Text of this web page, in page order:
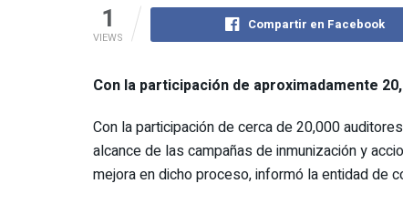
1
VIEWS
Compartir en Facebook
Con la participación de aproximadamente
Con la participación de cerca de 20,000
alcance de las campañas de inmunización y
mejora en dicho proceso, informó la entidad de